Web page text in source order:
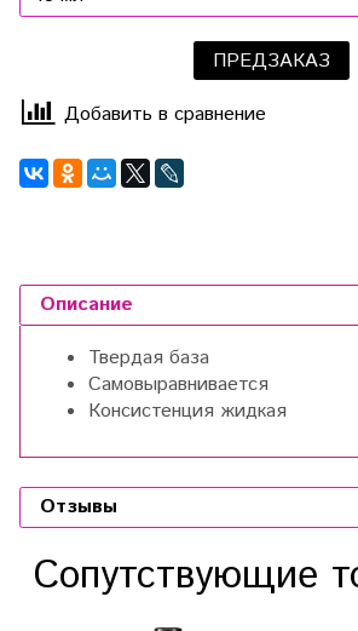
ПРЕДЗАКАЗ
Добавить в сравнение
Описание
Твердая база
Самовыравнивается
Консистенция жидкая
Отзывы
Сопутствующие